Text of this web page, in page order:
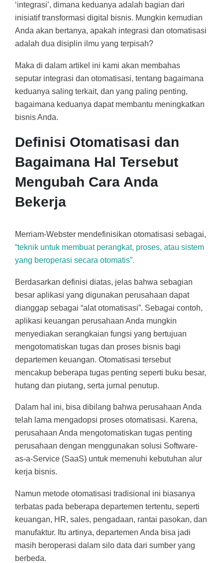
‘integrasi’, dimana keduanya adalah bagian dari
inisiatif transformasi digital bisnis. Mungkin kemudian
Anda akan bertanya, apakah integrasi dan otomatisasi
adalah dua disiplin ilmu yang terpisah?
Maka di dalam artikel ini kami akan membahas
seputar integrasi dan otomatisasi, tentang bagaimana
keduanya saling terkait, dan yang paling penting,
bagaimana keduanya dapat membantu meningkatkan
bisnis Anda.
Definisi Otomatisasi dan
Bagaimana Hal Tersebut
Mengubah Cara Anda
Bekerja
Merriam-Webster mendefinisikan otomatisasi sebagai,
“teknik untuk membuat perangkat, proses, atau sistem
yang beroperasi secara otomatis”.
Berdasarkan definisi diatas, jelas bahwa sebagian
besar aplikasi yang digunakan perusahaan dapat
dianggap sebagai “alat otomatisasi”. Sebagai contoh,
aplikasi keuangan perusahaan Anda mungkin
menyediakan serangkaian fungsi yang bertujuan
mengotomatiskan tugas dan proses bisnis bagi
departemen keuangan. Otomatisasi tersebut
mencakup beberapa tugas penting seperti buku besar,
hutang dan piutang, serta jurnal penutup.
Dalam hal ini, bisa dibilang bahwa perusahaan Anda
telah lama mengadopsi proses otomatisasi. Karena,
perusahaan Anda mengotomatiskan tugas penting
perusahaan dengan menggunakan solusi Software-
as-a-Service (SaaS) untuk memenuhi kebutuhan alur
kerja bisnis.
Namun metode otomatisasi tradisional ini biasanya
terbatas pada beberapa departemen tertentu, seperti
keuangan, HR, sales, pengadaan, rantai pasokan, dan
manufaktur. Itu artinya, departemen Anda bisa jadi
masih beroperasi dalam silo data dari sumber yang
berbeda.